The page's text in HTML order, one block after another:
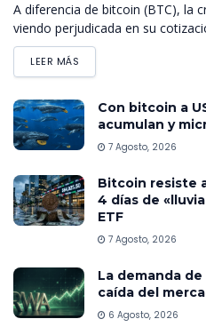
A diferencia de bitcoin (BTC), la
viendo perjudicada en su
LEER MÁS
Con bitcoin a
acumulan y
7 Agosto, 2026
Bitcoin resiste
4 días de
ETF
7 Agosto, 2026
La demanda
caída del
6 Agosto, 2026